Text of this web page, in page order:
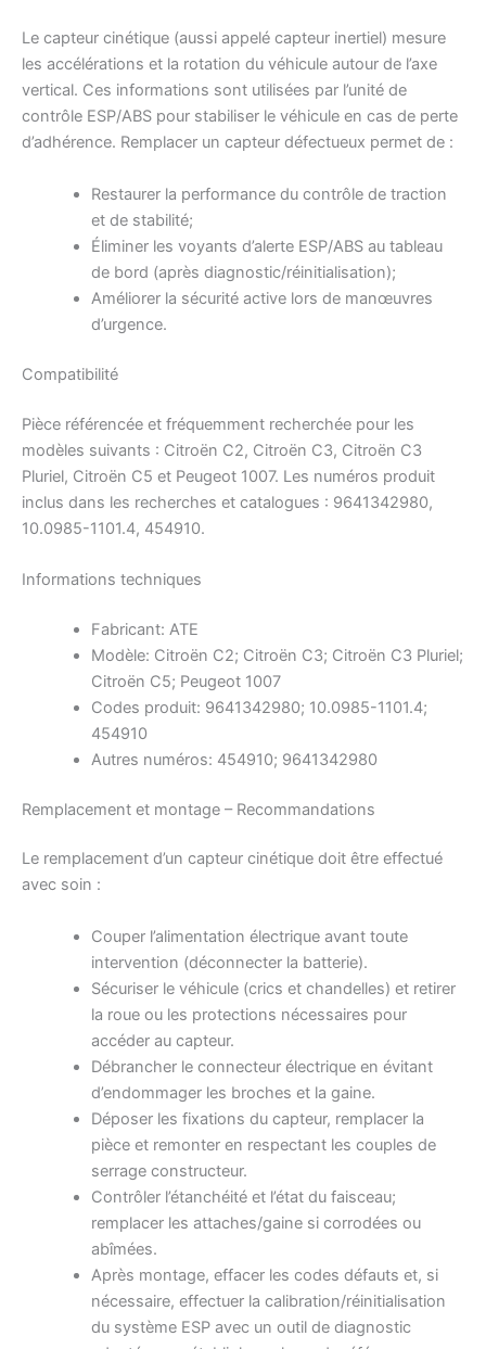
Le capteur cinétique (aussi appelé capteur inertiel) mesure
les accélérations et la rotation du véhicule autour de l’axe
vertical. Ces informations sont utilisées par l’unité de
contrôle ESP/ABS pour stabiliser le véhicule en cas de perte
d’adhérence. Remplacer un capteur défectueux permet de :
Restaurer la performance du contrôle de traction
et de stabilité;
Éliminer les voyants d’alerte ESP/ABS au tableau
de bord (après diagnostic/réinitialisation);
Améliorer la sécurité active lors de manœuvres
d’urgence.
Compatibilité
Pièce référencée et fréquemment recherchée pour les
modèles suivants : Citroën C2, Citroën C3, Citroën C3
Pluriel, Citroën C5 et Peugeot 1007. Les numéros produit
inclus dans les recherches et catalogues : 9641342980,
10.0985-1101.4, 454910.
Informations techniques
Fabricant: ATE
Modèle: Citroën C2; Citroën C3; Citroën C3 Pluriel;
Citroën C5; Peugeot 1007
Codes produit: 9641342980; 10.0985-1101.4;
454910
Autres numéros: 454910; 9641342980
Remplacement et montage – Recommandations
Le remplacement d’un capteur cinétique doit être effectué
avec soin :
Couper l’alimentation électrique avant toute
intervention (déconnecter la batterie).
Sécuriser le véhicule (crics et chandelles) et retirer
la roue ou les protections nécessaires pour
accéder au capteur.
Débrancher le connecteur électrique en évitant
d’endommager les broches et la gaine.
Déposer les fixations du capteur, remplacer la
pièce et remonter en respectant les couples de
serrage constructeur.
Contrôler l’étanchéité et l’état du faisceau;
remplacer les attaches/gaine si corrodées ou
abîmées.
Après montage, effacer les codes défauts et, si
nécessaire, effectuer la calibration/réinitialisation
du système ESP avec un outil de diagnostic